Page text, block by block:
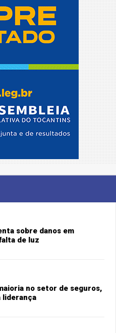
sobre danos em
de luz
no setor de seguros,
liderança